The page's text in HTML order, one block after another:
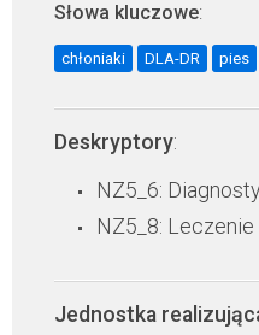
Słowa kluczowe:
chłoniaki DLA-DR pies
Deskryptory:
NZ5_6:
NZ5_8:
Jednostka